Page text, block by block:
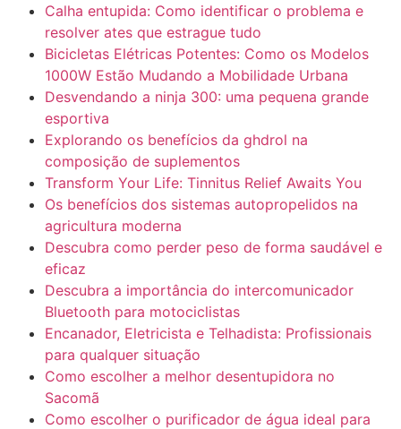
Calha entupida: Como identificar o problema e
resolver ates que estrague tudo
Bicicletas Elétricas Potentes: Como os Modelos
1000W Estão Mudando a Mobilidade Urbana
Desvendando a ninja 300: uma pequena grande
esportiva
Explorando os benefícios da ghdrol na
composição de suplementos
Transform Your Life: Tinnitus Relief Awaits You
Os benefícios dos sistemas autopropelidos na
agricultura moderna
Descubra como perder peso de forma saudável e
eficaz
Descubra a importância do intercomunicador
Bluetooth para motociclistas
Encanador, Eletricista e Telhadista: Profissionais
para qualquer situação
Como escolher a melhor desentupidora no
Sacomã
Como escolher o purificador de água ideal para